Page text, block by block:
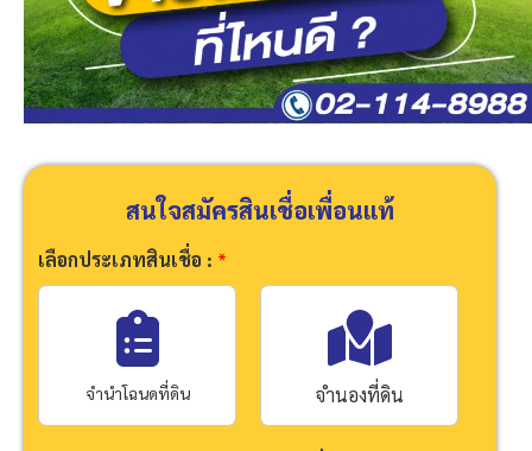
สนใจสมัครสินเชื่อเพื่อนแท้
เลือกประเภทสินเชื่อ : *
จำนำโฉนดที่ดิน จำนองที่ดิน